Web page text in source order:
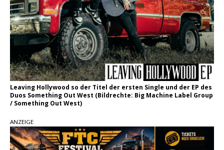
Leaving Hollywood so der Titel der ersten Single und der EP des
Duos Something Out West (Bildrechte: Big Machine Label Group
/ Something Out West)
ANZEIGE